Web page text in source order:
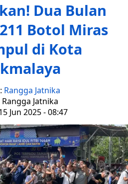
Dua Bulan
Botol Miras
di Kota
Rangga Jatnika
Jatnika
Jun 2025 - 08:47